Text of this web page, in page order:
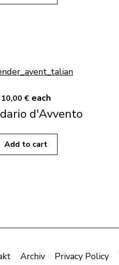
10,00 € each
d'Avvento
Add to cart
Archiv Privacy Policy